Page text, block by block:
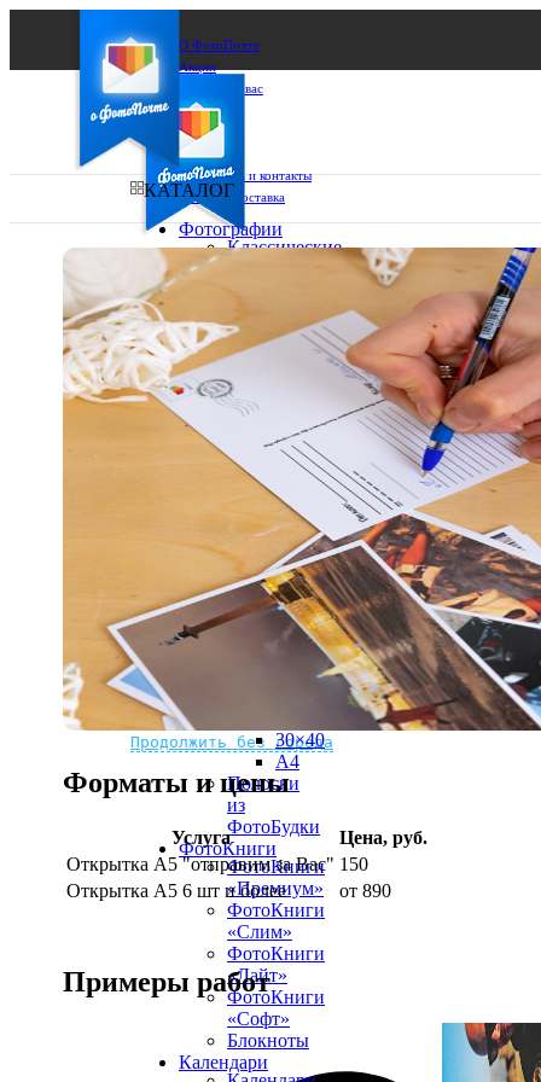
О ФотоПочте
Акции
Сделаем за вас
Бизнесу
FAQ
Франшиза
Поддержка и контакты
Оплата и доставка
Ваш город:
Ваш регион доставки
Выберите из списка:
Не нашли Ваш город?
Мы доставляем по всему миру
Продолжить без города
КАТАЛОГ
Фотографии
Классические
13х18
15х15
30х30
30х40
Фото
в
10х10
10×15
13×18
15×15
15×20
20×20
30×40
A4
Полоски
из
ФотоБудки
ФотоКниги
ФотоКниги
«Премиум»
ФотоКниги
«Слим»
ФотоКниги
«Лайт»
ФотоКниги
«Софт»
Блокноты
Календари
Форматы и цены
Услуга
Цена, руб.
Открытка А5 "отправим за Вас" 150
Открытка А5 6 шт и более
от 890
Примеры работ